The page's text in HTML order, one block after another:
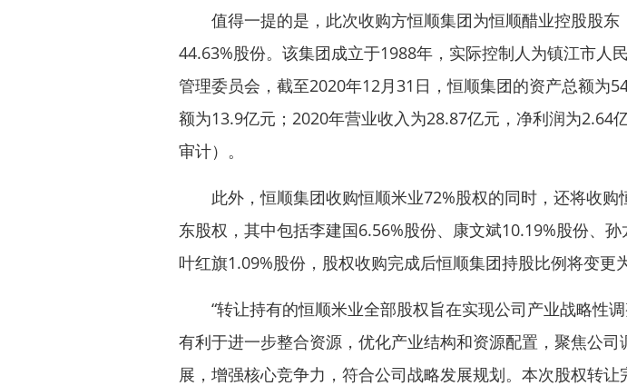
值得一提的是，此次收购方恒顺集团为恒顺醋业控股股东
44.63%股份。该集团成立于1988年，实际控制人为镇江市人
管理委员会，截至2020年12月31日，恒顺集团的资产总额为
额为13.9亿元；2020年营业收入为28.87亿元，净利润为2.64
审计）。
此外，恒顺集团收购恒顺米业72%股权的同时，还将收购
东股权，其中包括李建国6.56%股份、康文斌10.19%股份、
叶红旗1.09%股份，股权收购完成后恒顺集团持股比例将变更为
“转让持有的恒顺米业全部股权旨在实现公司产业战略性调
有利于进一步整合资源，优化产业结构和资源配置，聚焦公司
展，增强核心竞争力，符合公司战略发展规划。本次股权转让